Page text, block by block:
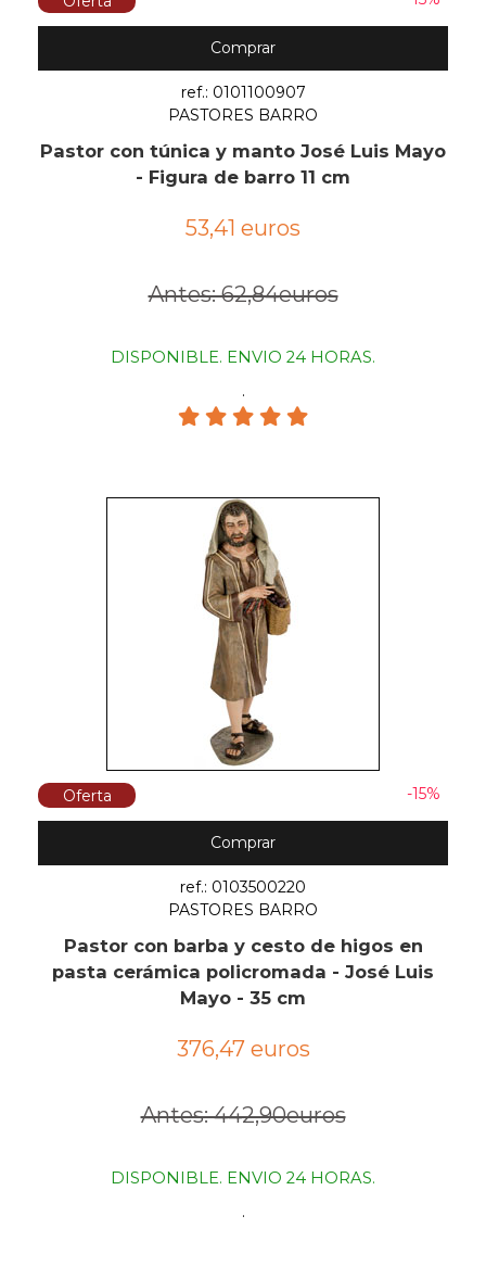
Comprar
ref.: 0101100907
PASTORES BARRO
Pastor con túnica y manto José Luis Mayo
- Figura de barro 11 cm
53,41 euros
Antes: 62,84euros
DISPONIBLE. ENVIO 24 HORAS.
.
Oferta -15%
Comprar
ref.: 0103500220
PASTORES BARRO
Pastor con barba y cesto de higos en
pasta cerámica policromada - José Luis
Mayo - 35 cm
376,47 euros
Antes: 442,90euros
DISPONIBLE. ENVIO 24 HORAS.
.